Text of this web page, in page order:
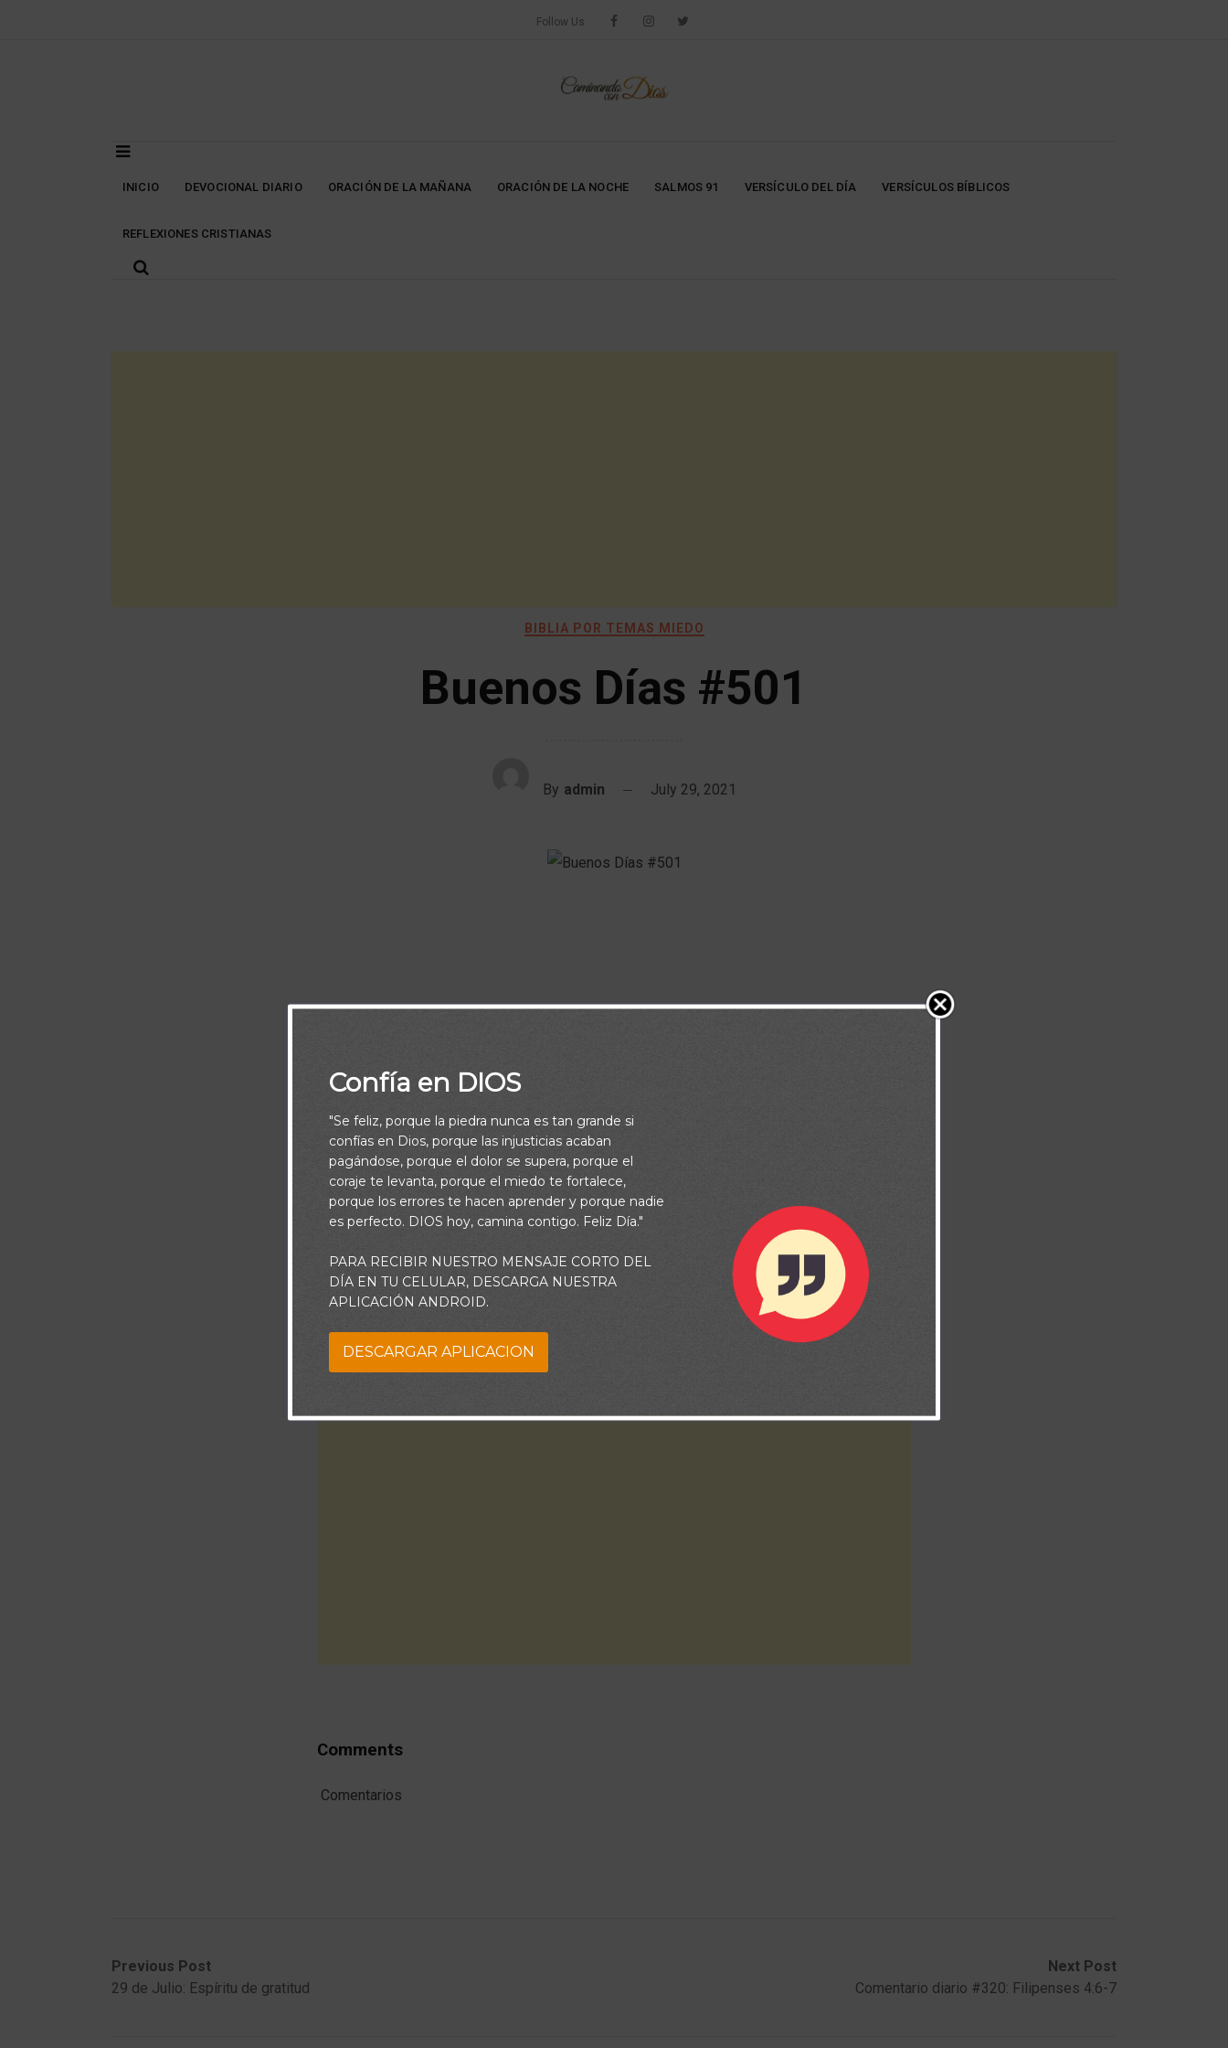
Follow Us
INICIO DEVOCIONAL DIARIO ORACIÓN DE LA MAÑANA ORACIÓN DE LA NOCHE SALMOS 91 VERSÍCULO DEL DÍA VERSÍCULOS BÍBLICOS
REFLEXIONES CRISTIANAS
BIBLIA POR TEMAS MIEDO
Buenos Días #501
By admin July 29, 2021
No te detengas, no te rindas, sigue remando, confía en Dios y el renovará tus
Comments
Comentarios
Previous Post
29 de Julio: Espíritu de gratitud
Next Post
Comentario diario #320: Filipenses 4:6-7
Confía en DIOS
"Se feliz, porque la piedra nunca es tan grande si
confías en Dios, porque las injusticias acaban
pagándose, porque el dolor se supera, porque el
coraje te levanta, porque el miedo te fortalece,
porque los errores te hacen aprender y porque nadie
es perfecto. DIOS hoy, camina contigo. Feliz Día."
PARA RECIBIR NUESTRO MENSAJE CORTO DEL
DÍA EN TU CELULAR, DESCARGA NUESTRA
APLICACIÓN ANDROID.
DESCARGAR APLICACION